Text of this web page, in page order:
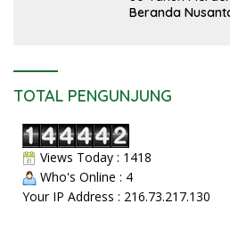
Beranda
TOTAL PENGUNJUNG
Views Today : 1418
Who's Online : 4
Your IP Address : 216.73.217.130